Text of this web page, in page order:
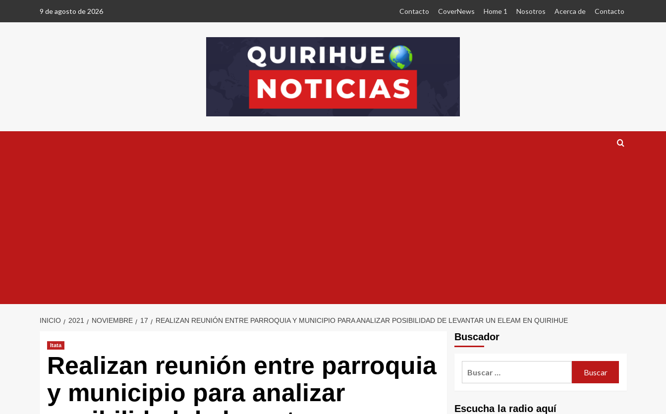
9 de agosto de 2026 Contacto CoverNews Home 1 Nosotros Acerca de Contacto
INICIO 2021 NOVIEMBRE 17 REALIZAN REUNIÓN ENTRE PARROQUIA Y MUNICIPIO PARA ANALIZAR POSIBILIDAD DE LEVANTAR UN ELEAM EN QUIRIHUE
Itata
Realizan reunión entre parroquia
y municipio para analizar
Buscador
Escucha la radio aquí